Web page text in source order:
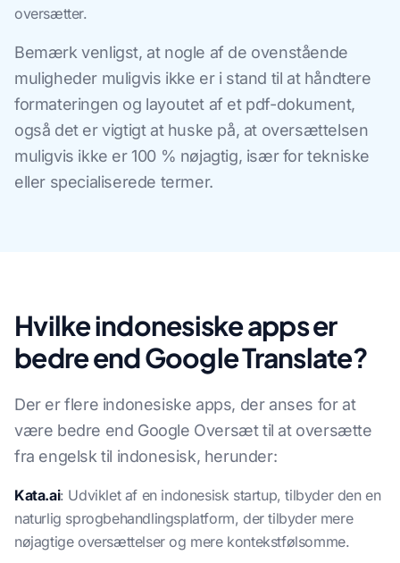
oversætter.
Bemærk venligst, at nogle af de ovenstående
muligheder muligvis ikke er i stand til at håndtere
formateringen og layoutet af et pdf-dokument,
også det er vigtigt at huske på, at oversættelsen
muligvis ikke er 100 % nøjagtig, især for tekniske
eller specialiserede termer.
Hvilke indonesiske apps er
bedre end Google Translate?
Der er flere indonesiske apps, der anses for at
være bedre end Google Oversæt til at oversætte
fra engelsk til indonesisk, herunder:
Kata.ai: Udviklet af en indonesisk startup, tilbyder den en
naturlig sprogbehandlingsplatform, der tilbyder mere
nøjagtige oversættelser og mere kontekstfølsomme.